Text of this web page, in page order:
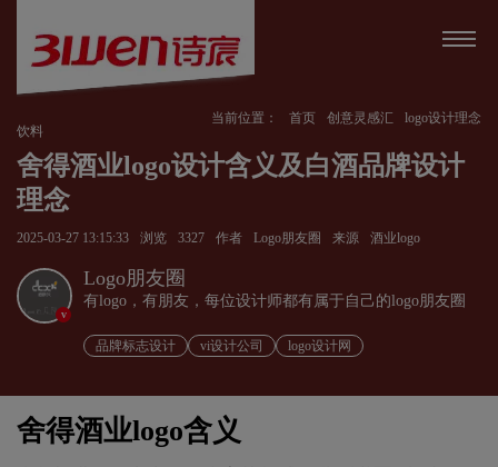
当前位置： 首页 创意灵感汇
logo设计理念
饮料
舍得酒业logo设计含义及白酒品牌设计
理念
2025-03-27 13:15:33 浏览 3327 作者 Logo朋友圈 来源 酒业logo
v
Logo朋友圈
有logo，有朋友，每位设计师都有属于自己的logo朋友圈
品牌标志设计 vi设计公司 logo设计网
舍得酒业logo含义